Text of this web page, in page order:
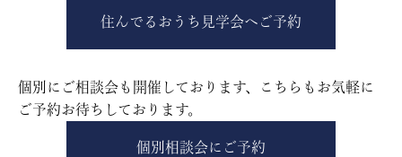
住んでるおうち見学会へご予約
個別にご相談会も開催しております、こちらもお気軽に
ご予約お待ちしております。
個別相談会にご予約